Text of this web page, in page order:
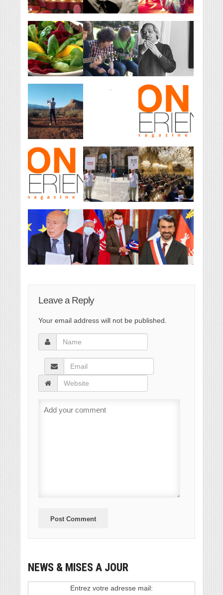
Leave a Reply
Your email address will not be published.
NEWS & MISES A JOUR
Entrez votre adresse mail: